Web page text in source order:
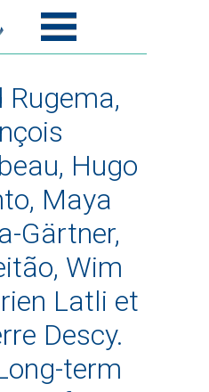
Rugema,
Hugo
Maya
Gärtner,
Wim
Latli et
Descy.
term